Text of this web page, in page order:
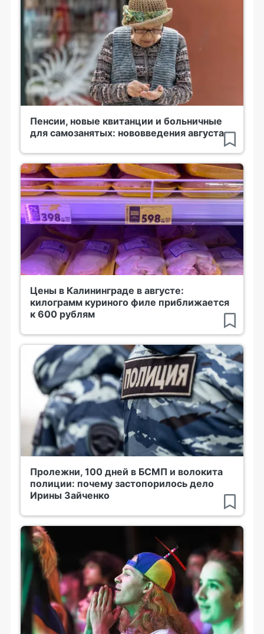
Пенсии, новые квитанции и больничные
для самозанятых: нововведения августа
Цены в Калининграде в августе:
килограмм куриного филе приближается
к 600 рублям
Пролежни, 100 дней в БСМП и волокита
полиции: почему застопорилось дело
Ирины Зайченко